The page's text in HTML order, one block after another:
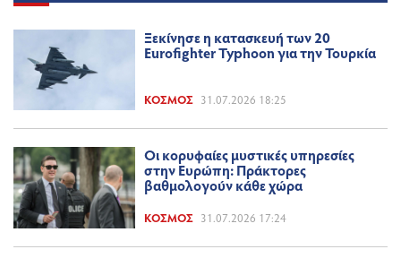
Ξεκίνησε η κατασκευή των 20
Eurofighter Typhoon για την Τουρκία
ΚΌΣΜΟΣ 31.07.2026 18:25
Οι κορυφαίες μυστικές υπηρεσίες
στην Ευρώπη: Πράκτορες
βαθμολογούν κάθε χώρα
ΚΌΣΜΟΣ 31.07.2026 17:24